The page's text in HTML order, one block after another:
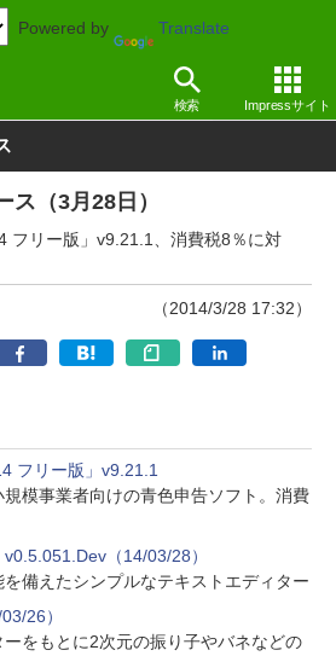
Powered by Translate
検索 Impressサイト
アップデート
ス（3月28日）
フリー版」v9.21.1、消費税8％に対
（2014/3/28 17:32）
フリー版」v9.21.1
模事業者向けの青色申告ソフト。消費
v0.5.051.Dev（14/03/28）
備えたシンプルなテキストエディター
26）
をもとに2次元の振り子やバネなどの